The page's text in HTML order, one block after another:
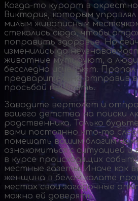
Когда-то курорт в
Виктория, которым
милым живописным
стекались сюда, чтобы
поправить здоровье. Но
изменились до
животные мутируют, а
бесследно исчезают.
предварительно отправив
просьбой приехать.
Заводите вертолет и
вашего детства на поиски
родственника. Только
вами постоянно кто-то
помешать вашим благим
ознакомиться с ситуацией и
в курсе происходящих
местные газеты. Иначе как
женщина в белом халате
местах свои загадочные
можно ей доверять.